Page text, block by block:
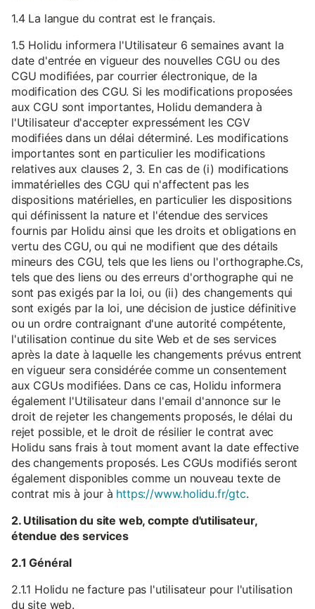
1.4 La langue du contrat est le français.
1.5 Holidu informera l'Utilisateur 6 semaines avant la
date d'entrée en vigueur des nouvelles CGU ou des
CGU modifiées, par courrier électronique, de la
modification des CGU. Si les modifications proposées
aux CGU sont importantes, Holidu demandera à
l'Utilisateur d'accepter expressément les CGV
modifiées dans un délai déterminé. Les modifications
importantes sont en particulier les modifications
relatives aux clauses 2, 3. En cas de (i) modifications
immatérielles des CGU qui n'affectent pas les
dispositions matérielles, en particulier les dispositions
qui définissent la nature et l'étendue des services
fournis par Holidu ainsi que les droits et obligations en
vertu des CGU, ou qui ne modifient que des détails
mineurs des CGU, tels que les liens ou l'orthographe.Cs,
tels que des liens ou des erreurs d'orthographe qui ne
sont pas exigés par la loi, ou (ii) des changements qui
sont exigés par la loi, une décision de justice définitive
ou un ordre contraignant d'une autorité compétente,
l'utilisation continue du site Web et de ses services
après la date à laquelle les changements prévus entrent
en vigueur sera considérée comme un consentement
aux CGUs modifiées. Dans ce cas, Holidu informera
également l'Utilisateur dans l'email d'annonce sur le
droit de rejeter les changements proposés, le délai du
rejet possible, et le droit de résilier le contrat avec
Holidu sans frais à tout moment avant la date effective
des changements proposés. Les CGUs modifiés seront
également disponibles comme un nouveau texte de
contrat mis à jour à https://www.holidu.fr/gtc.
2. Utilisation du site web, compte d'utilisateur,
étendue des services
2.1 Général
2.1.1 Holidu ne facture pas l'utilisateur pour l'utilisation
du site web.